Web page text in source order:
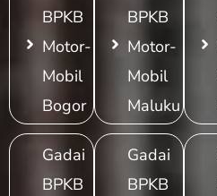
BPKB
Motor-
Mobil
Bogor
Gadai
BPKB
BPKB
Motor-
Mobil
Maluku
Gadai
BPKB